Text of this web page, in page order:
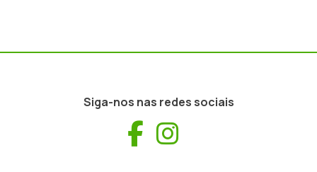
Siga-nos nas redes sociais
Facebook